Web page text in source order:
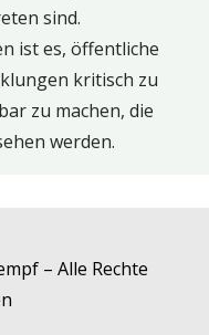
sind.
ist es, öffentliche
kritisch zu
zu machen, die
werden.
– Alle Rechte